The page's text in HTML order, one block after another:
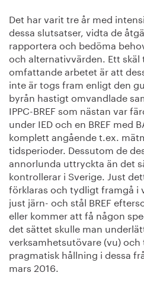
Det har varit tre år med
dessa slutsatser, vidta de
rapportera och bedöma
och alternativvärden. Ett
omfattande arbetet är att
inte är togs fram enligt den
byrån hastigt omvandlade
IPPC-BREF som nästan var
under IED och en BREF med
komplett angående t.ex.
tidsperioder. Dessutom de
annorlunda uttryckta än det
kontrollerar i Sverige. Just
förklaras och tydligt framgå i
just järn- och stål BREF
eller kommer att få någon
det sättet skulle man
verksamhetsutövare (vu)
pragmatisk hållning i dessa
mars 2016.